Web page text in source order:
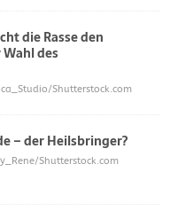
die Rasse den
des
Shutterstock.com
– der Heilsbringer?
Shutterstock.com